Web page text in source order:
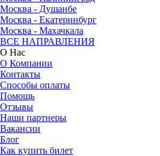
Москва - Душанбе
Москва - Екатеринбург
Москва - Махачкала
ВСЕ НАПРАВЛЕНИЯ
О Нас
О Компании
Контакты
Способы оплаты
Помощь
Отзывы
Наши партнеры
Вакансии
Блог
Как купить билет